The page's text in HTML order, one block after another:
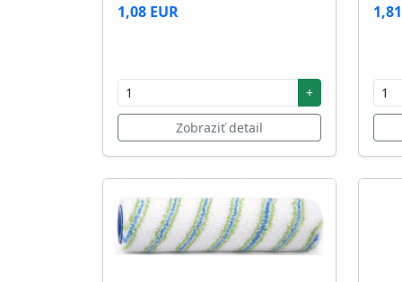
1,08 EUR
+
Zobraziť detail